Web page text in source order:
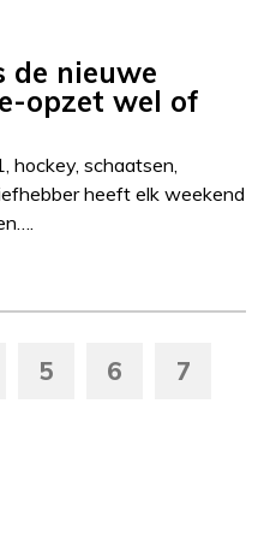
de nieuwe
opzet wel of
hockey, schaatsen,
heeft elk weekend
5 6 7